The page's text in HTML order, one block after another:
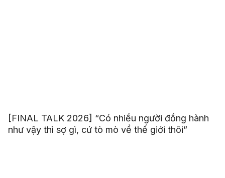
[FINAL TALK 2026] “Có nhiều người đồng hành
như vậy thì sợ gì, cứ tò mò về thế giới thôi”